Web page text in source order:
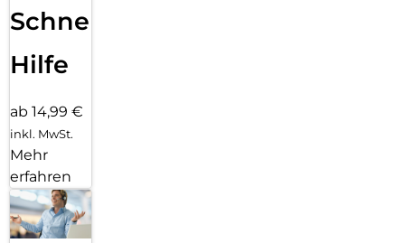
Schnelle
Hilfe
ab 14,99 €
inkl. MwSt.
Mehr
erfahren